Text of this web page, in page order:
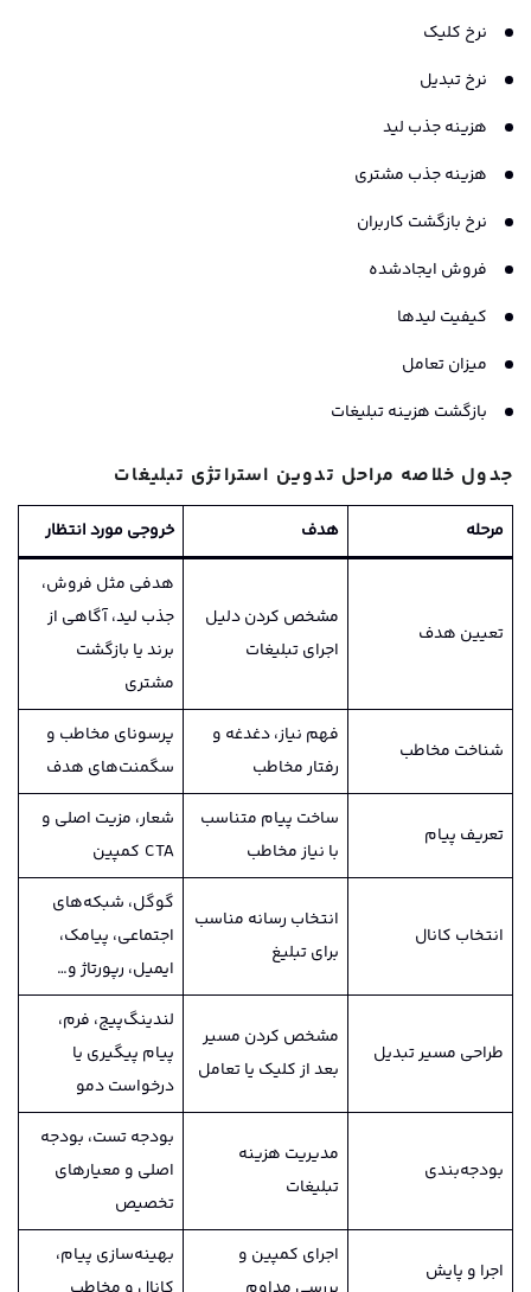
نرخ کلیک
نرخ تبدیل
هزینه جذب لید
هزینه جذب مشتری
نرخ بازگشت کاربران
فروش ایجادشده
کیفیت لیدها
میزان تعامل
بازگشت هزینه تبلیغات
جدول خلاصه مراحل تدوین استراتژی تبلیغات
مرحله هدف خروجی مورد انتظار
تعیین هدف
مشخص کردن دلیل
اجرای تبلیغات
هدفی مثل فروش،
جذب لید، آگاهی از
برند یا بازگشت
مشتری
شناخت مخاطب
فهم نیاز، دغدغه و
رفتار مخاطب
پرسونای مخاطب و
سگمنت‌های هدف
تعریف پیام
ساخت پیام متناسب
با نیاز مخاطب
شعار، مزیت اصلی و
CTA کمپین
انتخاب کانال
انتخاب رسانه مناسب
برای تبلیغ
گوگل، شبکه‌های
اجتماعی، پیامک،
ایمیل، رپورتاژ و…
طراحی مسیر تبدیل
مشخص کردن مسیر
بعد از کلیک یا تعامل
لندینگ‌پیج، فرم،
پیام پیگیری یا
درخواست دمو
بودجه‌بندی
مدیریت هزینه
تبلیغات
بودجه تست، بودجه
اصلی و معیارهای
تخصیص
اجرا و پایش
اجرای کمپین و
بهینه‌سازی پیام،